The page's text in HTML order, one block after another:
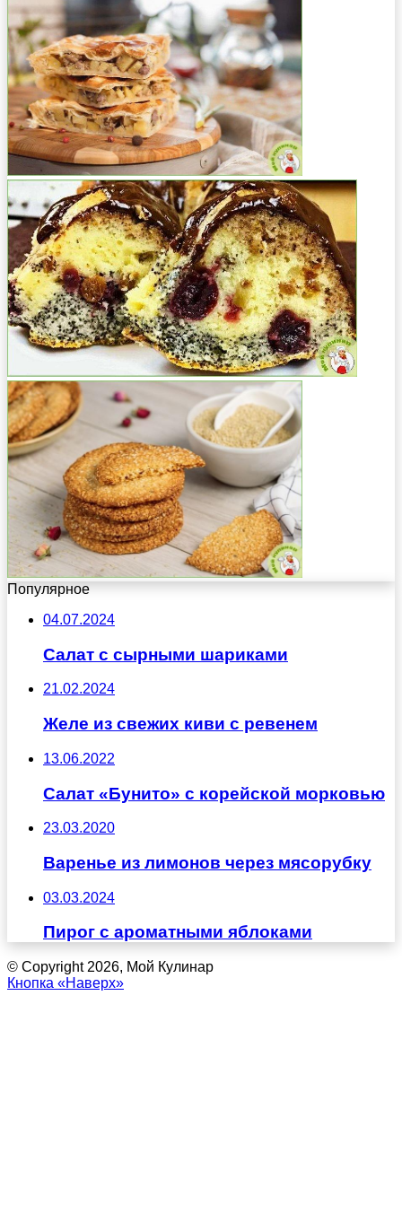
Популярное
04.07.2024
Салат с сырными шариками
21.02.2024
Желе из свежих киви с ревенем
13.06.2022
Салат «Бунито» с корейской морковью
23.03.2020
Варенье из лимонов через мясорубку
03.03.2024
Пирог с ароматными яблоками
© Copyright 2026, Мой Кулинар
Кнопка «Наверх»